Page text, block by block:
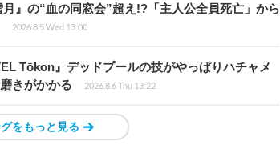
』の“血の同窓会”超え!?「主人公全員死亡」から
2026.8.5 Wed 13:00
Tōkon』デッドプールの技がやっぱりハチャメ
きがかかる
2026.8.6 Thu 13:22
をもっと見る